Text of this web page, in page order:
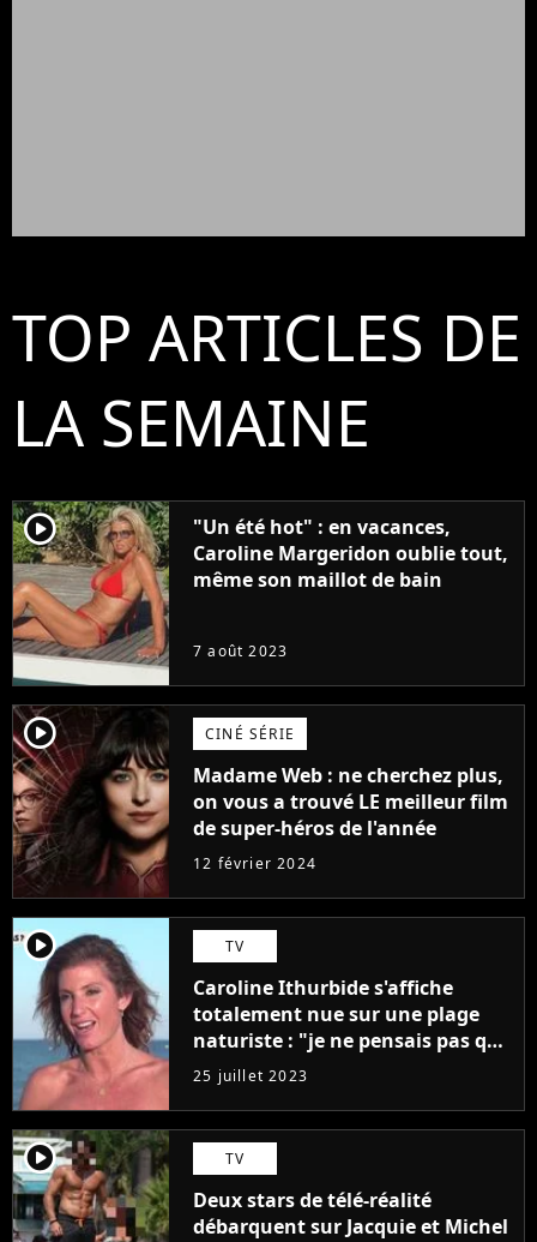
TOP ARTICLES DE
LA SEMAINE
player2
"Un été hot" : en vacances,
Caroline Margeridon oublie tout,
même son maillot de bain
7 août 2023
player2 CINÉ SÉRIE
Madame Web : ne cherchez plus,
on vous a trouvé LE meilleur film
de super-héros de l'année
12 février 2024
player2 TV
Caroline Ithurbide s'affiche
totalement nue sur une plage
naturiste : "je ne pensais pas que
j'arriverais à le faire..."
25 juillet 2023
player2 TV
Deux stars de télé-réalité
débarquent sur Jacquie et Michel